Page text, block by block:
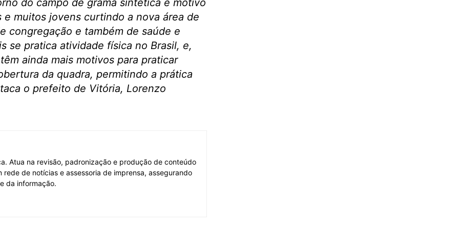
muitos jovens curtindo a nova área de
congregação e também de saúde e
se pratica atividade física no Brasil, e,
ainda mais motivos para praticar
da quadra, permitindo a prática
o prefeito de Vitória, Lorenzo
Atua na revisão, padronização e produção de conteúdo
de notícias e assessoria de imprensa, assegurando
da informação.